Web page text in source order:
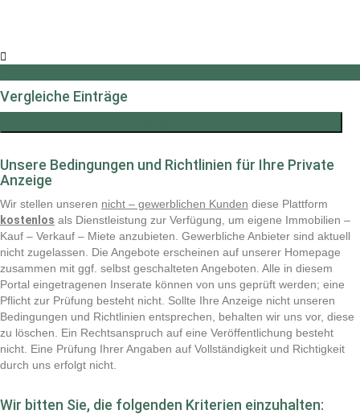
Vergleiche Einträge
Unsere Bedingungen und Richtlinien für Ihre Private
Anzeige
Wir stellen unseren nicht – gewerblichen Kunden diese Plattform
kostenlos als Dienstleistung zur Verfügung, um eigene Immobilien –
Kauf – Verkauf – Miete anzubieten. Gewerbliche Anbieter sind aktuell
nicht zugelassen. Die Angebote erscheinen auf unserer Homepage
zusammen mit ggf. selbst geschalteten Angeboten. Alle in diesem
Portal eingetragenen Inserate können von uns geprüft werden; eine
Pflicht zur Prüfung besteht nicht. Sollte Ihre Anzeige nicht unseren
Bedingungen und Richtlinien entsprechen, behalten wir uns vor, diese
zu löschen. Ein Rechtsanspruch auf eine Veröffentlichung besteht
nicht. Eine Prüfung Ihrer Angaben auf Vollständigkeit und Richtigkeit
durch uns erfolgt nicht.
Wir bitten Sie, die folgenden Kriterien einzuhalten: